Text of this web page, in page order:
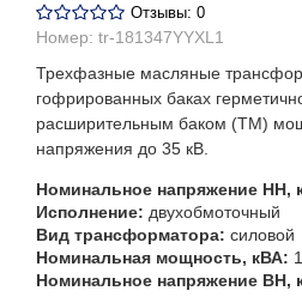
Отзывы: 0
Номер: tr-181347YYXL1
Трехфазные масляные
гофрированных баках
расширительным баком (ТМ)
напряжения до 35 кВ.
Номинальное напряжение НН,
Исполнение: двухобмоточный
Вид трансформатора: силовой
Номинальная мощность, кВА:
Номинальное напряжение ВН,